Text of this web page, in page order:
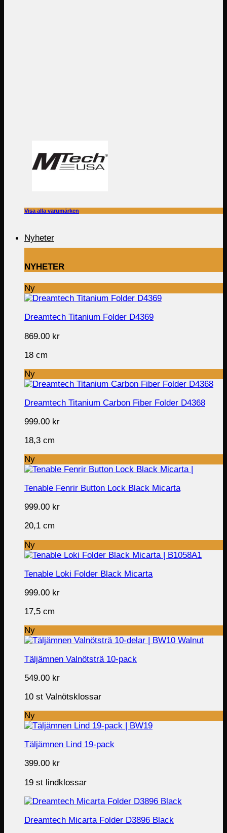
Visa alla varumärken
Nyheter
NYHETER
Ny
Dreamtech Titanium Folder D4369
869.00 kr
18 cm
Ny
Dreamtech Titanium Carbon Fiber Folder D4368
999.00 kr
18,3 cm
Ny
Tenable Fenrir Button Lock Black Micarta
999.00 kr
20,1 cm
Ny
Tenable Loki Folder Black Micarta
999.00 kr
17,5 cm
Ny
Täljämnen Valnötsträ 10-pack
549.00 kr
10 st Valnötsklossar
Ny
Täljämnen Lind 19-pack
399.00 kr
19 st lindklossar
Dreamtech Micarta Folder D3896 Black